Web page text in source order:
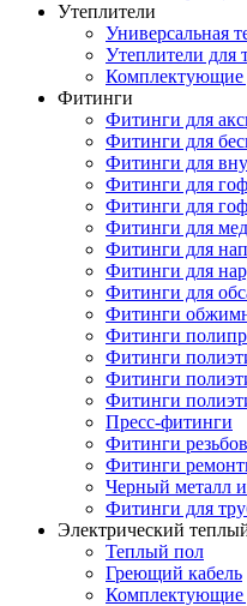
Утеплители
Универсальная
Утеплители для
Комплектующие
Фитинги
Фитинги для
Фитинги для
Фитинги для
Фитинги для
Фитинги для
Фитинги для
Фитинги для
Фитинги для
Фитинги для
Фитинги
Фитинги
Фитинги
Фитинги
Фитинги
Пресс-фитинги
Фитинги
Фитинги
Черный металл
Фитинги для
Электрический
Теплый пол
Греющий кабель
Комплектующие